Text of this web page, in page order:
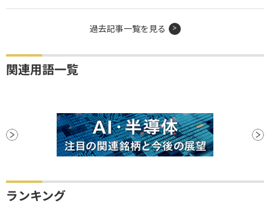
過去記事一覧を見る
関連用語一覧
ランキング